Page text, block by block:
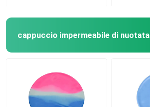
cappuccio impermeabile di nuotata